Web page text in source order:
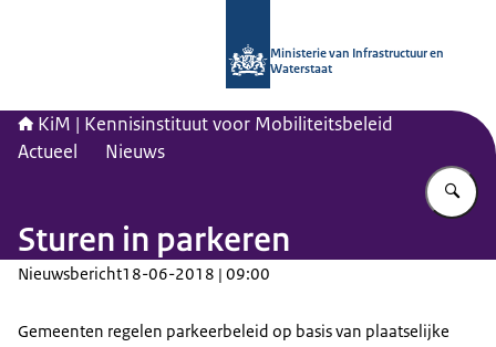
Ministerie van Infrastructuur en
Waterstaat
KiM | Kennisinstituut voor Mobiliteitsbeleid
Actueel
Nieuws
Sturen in parkeren
Nieuwsbericht18-06-2018 | 09:00
Gemeenten regelen parkeerbeleid op basis van plaatselijke